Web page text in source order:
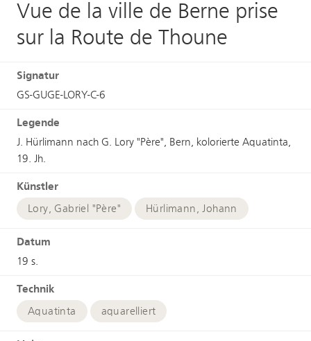
Vue de la ville de Berne prise
sur la Route de Thoune
Signatur
GS-GUGE-LORY-C-6
Legende
J. Hürlimann nach G. Lory "Père", Bern, kolorierte Aquatinta,
19. Jh.
Künstler
Lory, Gabriel "Père" Hürlimann, Johann
Datum
19 s.
Technik
Aquatinta aquarelliert